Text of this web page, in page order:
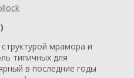
мрамора и
типичных для
в последние годы